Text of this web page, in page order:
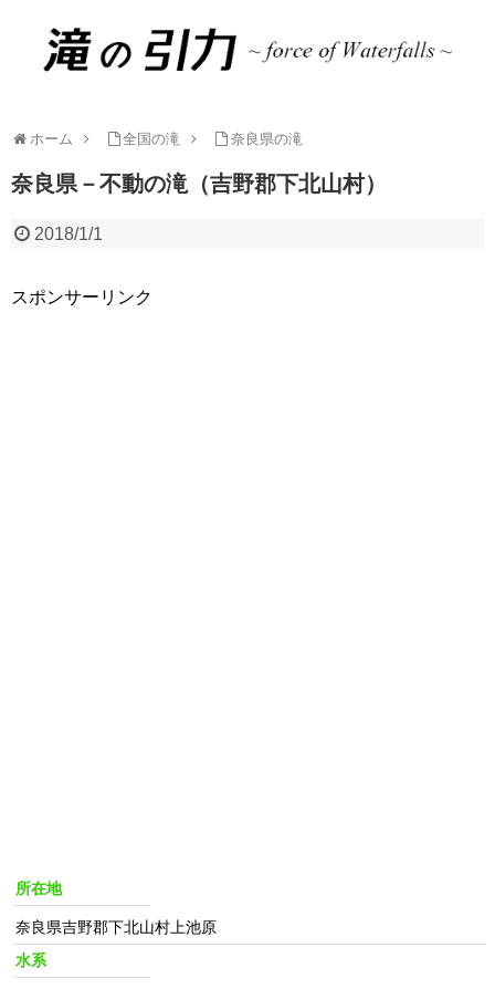
ホーム 全国の滝 奈良県の滝
奈良県－不動の滝（吉野郡下北山村）
2018/1/1
スポンサーリンク
所在地
奈良県吉野郡下北山村上池原
水系